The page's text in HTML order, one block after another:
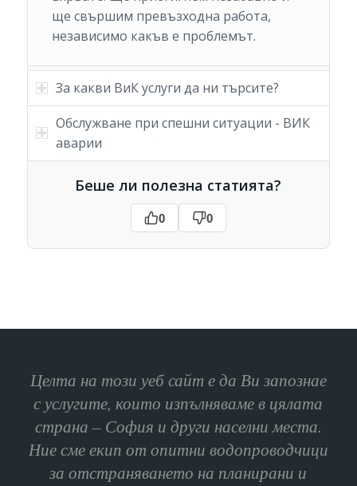
ще свършим превъзходна работа,
независимо какъв е проблемът.
За какви ВиК услуги да ни търсите?
Обслужване при спешни ситуации - ВИК
аварии
Беше ли полезна статията?
0 0
Целта на този уеб сайт е да Ви запознае
с услугите, които изпълняваме в цялата
страна – София и други населни места.
Ние сме екип от опитни водопроводчици
за отстраняването на планирани и